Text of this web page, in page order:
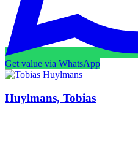
Get value via WhatsApp
Huylmans, Tobias